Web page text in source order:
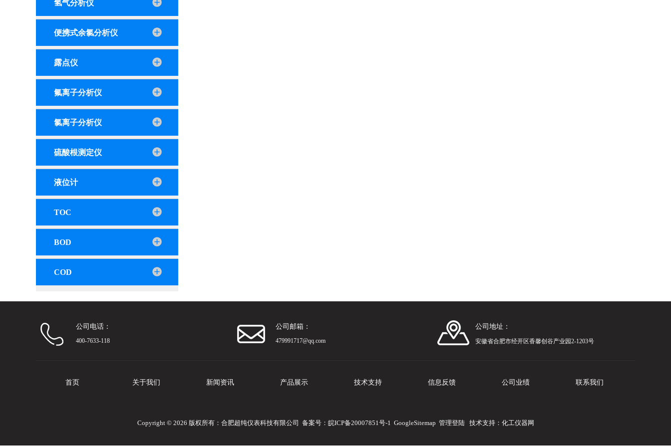
氢气分析仪
便携式余氯分析仪
露点仪
氟离子分析仪
氯离子分析仪
硫酸根测定仪
液位计
TOC
BOD
COD
公司电话：
400-7633-118
公司邮箱：
479991717@qq.com
公司地址：
安徽省合肥市经开区香馨创谷产业园2-1203号
首页 关于我们 新闻资讯 产品展示 技术支持 信息反馈 公司业绩 联系我们
Copyright © 2026 版权所有：合肥超纯仪表科技有限公司 备案号： 皖ICP备20007851号-1 GoogleSitemap 管理登陆技术支持： 化工仪器网